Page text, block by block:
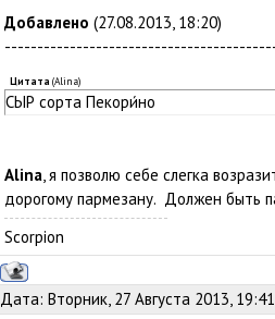
Добавлено (27.08.2013, 18:20)
Цитата (Alina)
СЫР сорта Пекори́но
Alina, я позволю себе слегка
дорогому пармезану. Должен быть
Scorpion
Дата: Вторник, 27 Августа 2013,